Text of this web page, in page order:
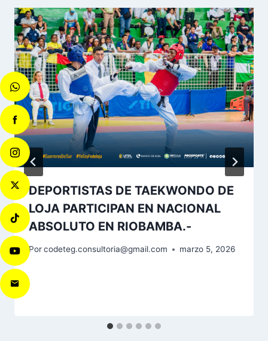
DEPORTISTAS DE TAEKWONDO DE
LOJA PARTICIPAN EN NACIONAL
ABSOLUTO EN RIOBAMBA.-
Porcodeteg.consultoria@gmail.com marzo 5, 2026